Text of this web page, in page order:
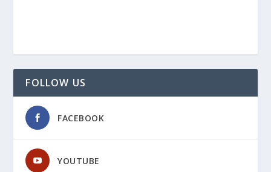
FOLLOW US
FACEBOOK
YOUTUBE